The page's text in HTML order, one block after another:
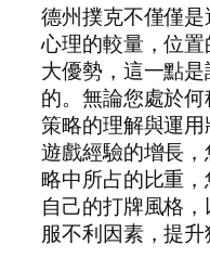
德州撲克不僅僅
心理的較量，位
大優勢，這一點
的。無論您處於
策略的理解與運
遊戲經驗的增長
略中所占的比重
自己的打牌風格
服不利因素，提升